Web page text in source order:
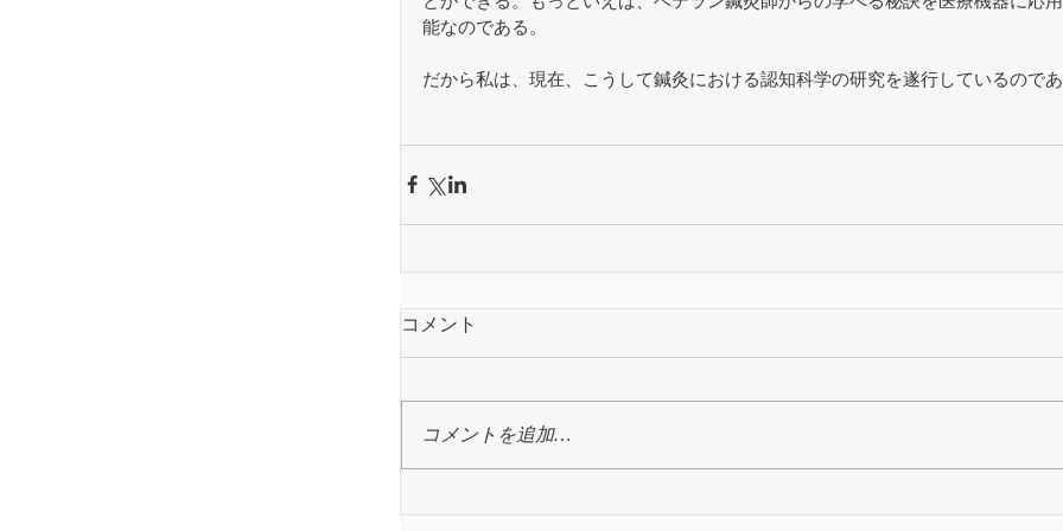
能なのである。
だから私は、現在、こうして鍼灸における認知科学の研究を遂行しているのであ
コメント
コメントを追加…